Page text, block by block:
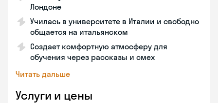
Лондоне
Училась в университете в Италии и свободно
общается на итальянском
Создает комфортную атмосферу для
обучения через рассказы и смех
Читать дальше
Услуги и цены